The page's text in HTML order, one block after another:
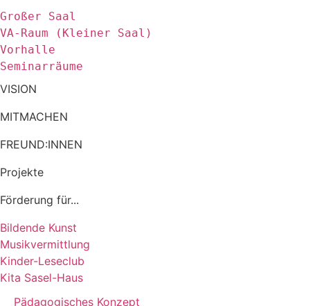
Großer Saal
VA-Raum (Kleiner Saal)
Vorhalle
Seminarräume
VISION
MITMACHEN
FREUND:INNEN
Projekte
Förderung für...
Bildende Kunst
Musikvermittlung
Kinder-Leseclub
Kita Sasel-Haus
Pädagogisches Konzept